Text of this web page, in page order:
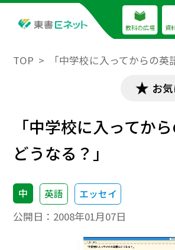
教科の広場 資
TOP 「中学校に入ってからの英
お
「中学校に入ってか
どうなる？」
中 英語 エッセイ
公開日： 2008年01月07日